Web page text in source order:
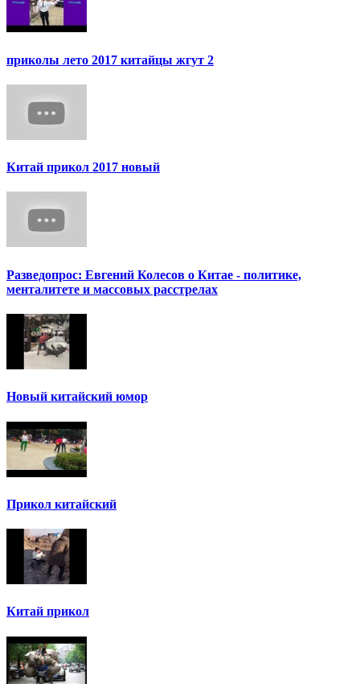
приколы лето 2017 китайцы жгут 2
Китай прикол 2017 новый
Разведопрос: Евгений Колесов о Китае - политике,
менталитете и массовых расстрелах
Новый китайский юмор
Прикол китайский
Китай прикол